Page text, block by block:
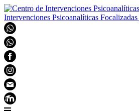
Intervenciones Psicoanalíticas Focalizadas